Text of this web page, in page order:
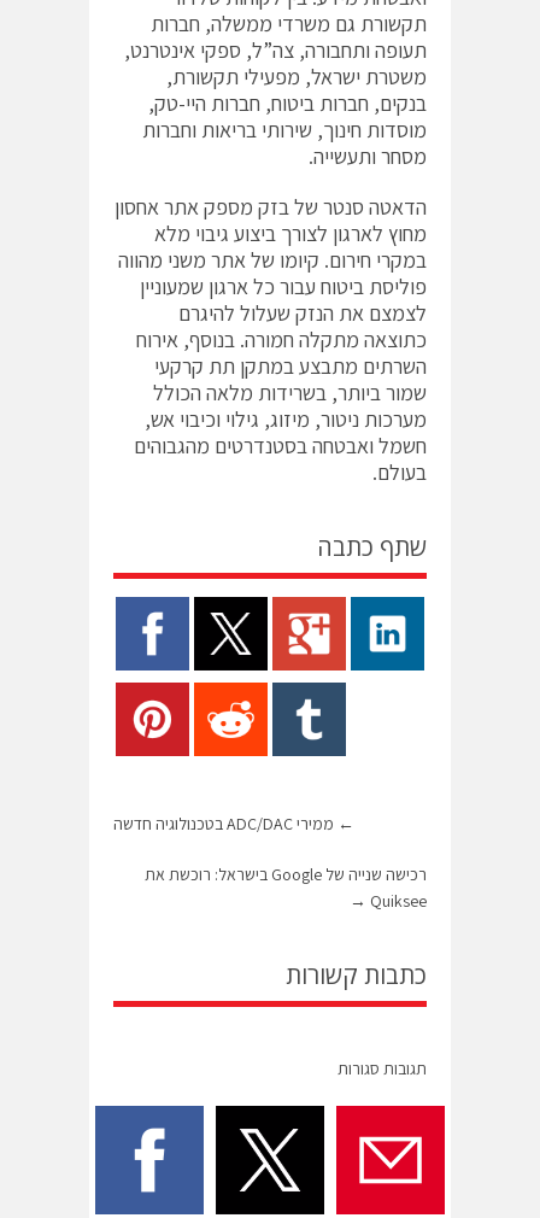
תקשורת גם משרדי ממשלה, חברות
תעופה ותחבורה, צה”ל, ספקי אינטרנט,
משטרת ישראל, מפעילי תקשורת,
בנקים, חברות ביטוח, חברות היי-טק,
מוסדות חינוך, שירותי בריאות וחברות
מסחר ותעשייה.
הדאטה סנטר של בזק מספק אתר אחסון
מחוץ לארגון לצורך ביצוע גיבוי מלא
במקרי חירום. קיומו של אתר משני מהווה
פוליסת ביטוח עבור כל ארגון שמעוניין
לצמצם את הנזק שעלול להיגרם
כתוצאה מתקלה חמורה. בנוסף, אירוח
השרתים מתבצע במתקן תת קרקעי
שמור ביותר, בשרידות מלאה הכולל
מערכות ניטור, מיזוג, גילוי וכיבוי אש,
חשמל ואבטחה בסטנדרטים מהגבוהים
בעולם.
שתף כתבה
← ממירי ADC/DAC בטכנולוגיה חדשה
רכישה שנייה של Google בישראל: רוכשת את
Quiksee
→
כתבות קשורות
תגובות סגורות